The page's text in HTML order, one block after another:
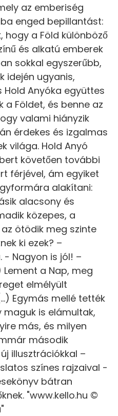
az emberiség
enged bepillantást:
hogy a Föld különböző
és alkatú emberek
sokkal egyszerűbb,
idején ugyanis,
Hold Anyóka együttes
Földet, és benne az
valami hiányzik
érdekes és izgalmas
világa. Hold Anyó
követően további
férjével, ám egyiket
alakítani:
alacsony és
közepes, a
ötödik meg szinte
ki ezek? –
- Nagyon is jól! –
Lement a Nap, meg
elmélyült
Egymás mellé tették
maguk is elámultak,
más, és milyen
második
illusztrációkkal –
színes rajzaival -
bátran
"www.kello.hu ©